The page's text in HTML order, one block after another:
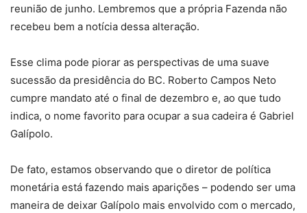
reunião de junho. Lembremos que a própria Fazenda não
recebeu bem a notícia dessa alteração.
Esse clima pode piorar as perspectivas de uma suave
sucessão da presidência do BC. Roberto Campos Neto
cumpre mandato até o final de dezembro e, ao que tudo
indica, o nome favorito para ocupar a sua cadeira é Gabriel
Galípolo.
De fato, estamos observando que o diretor de política
monetária está fazendo mais aparições – podendo ser uma
maneira de deixar Galípolo mais envolvido com o mercado,